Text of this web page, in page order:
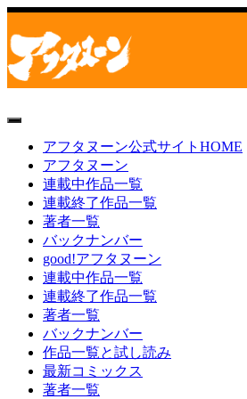
toggle
navigationアフタヌーン公式サイトHOME
アフタヌーン
連載中作品一覧
連載終了作品一覧
著者一覧
バックナンバー
good!アフタヌーン
連載中作品一覧
連載終了作品一覧
著者一覧
バックナンバー
作品一覧と試し読み
最新コミックス
著者一覧